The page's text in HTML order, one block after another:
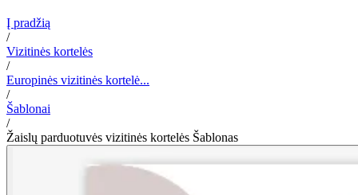
Į pradžią
/
Vizitinės kortelės
/
Europinės vizitinės kortelė...
/
Šablonai
/
Žaislų parduotuvės vizitinės kortelės Šablonas